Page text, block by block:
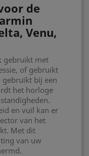
de
Venu,
gebruikt met
of gebruikt
bij een
het horloge
en vuil kan er
van het
Met dit
van uw